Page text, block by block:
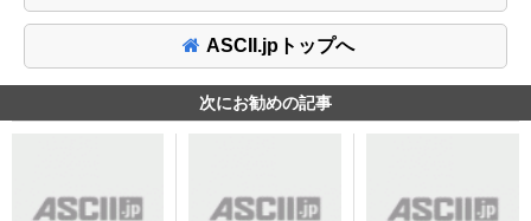
ASCII.jpトップへ
次にお勧めの記事